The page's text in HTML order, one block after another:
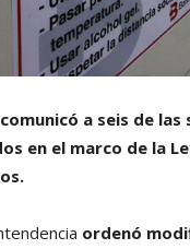
a seis de
en el marco de la
ordenó